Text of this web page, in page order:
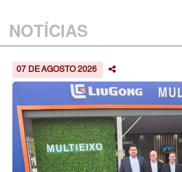
NOTÍCIAS
07 DE AGOSTO 2026